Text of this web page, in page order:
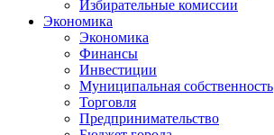
Избирательные комиссии
Экономика
Экономика
Финансы
Инвестиции
Муниципальная собственность
Торговля
Предпринимательство